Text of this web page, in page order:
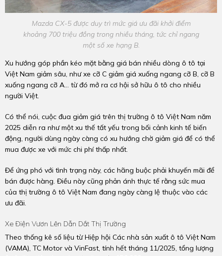
Mazda CX-5 được duy trì mức giá ưu đãi khởi điểm
khoảng 700 triệu đồng trong nhiều tháng, tức chỉ ngang
một số xe hạng B.
Xu hướng góp phần kéo mặt bằng giá bán nhiều dòng ô tô tại
Việt Nam giảm sâu, như xe cỡ C giảm giá xuống ngang cỡ B, cỡ B
xuống ngang cỡ A… từ đó mở ra cơ hội sở hữu ô tô cho nhiều
người Việt.
Có thể nói, cuộc đua giảm giá trên thị trường ô tô Việt Nam năm
2025 diễn ra như một xu thế tất yếu trong bối cảnh kinh tế biến
động, người dùng ngày càng có xu hướng chờ giảm giá để có thể
mua được xe với mức chi phí thấp nhất.
Để ứng phó với tình trạng này, các hãng buộc phải khuyến mãi để
bán được hàng. Điều này cũng phản ánh thực tế rằng sức mua
của thị trường ô tô Việt Nam đang ngày càng lệ thuộc vào các
ưu đãi.
Xe Điện Vươn Lên Dẫn Dắt Thị Trường
Theo thống kê số liệu từ Hiệp hội Các nhà sản xuất ô tô Việt Nam
(VAMA), TC Motor và VinFast, tính hết tháng 11/2025, tổng lượng